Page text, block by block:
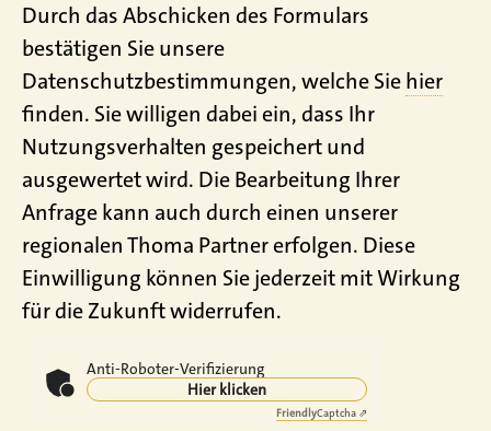
Durch das Abschicken des Formulars
bestätigen Sie unsere
Datenschutzbestimmungen, welche Siehier
finden. Sie willigen dabei ein, dass Ihr
Nutzungsverhalten gespeichert und
ausgewertet wird. Die Bearbeitung Ihrer
Anfrage kann auch durch einen unserer
regionalen Thoma Partner erfolgen. Diese
Einwilligung können Sie jederzeit mit Wirkung
für die Zukunft widerrufen.
Anti-Roboter-Verifizierung
Hier klicken
FriendlyCaptcha ⇗